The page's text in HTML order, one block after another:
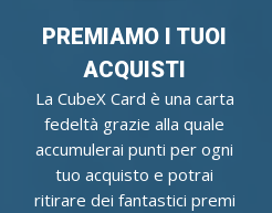
PREMIAMO I TUOI
ACQUISTI
La CubeX Card è una carta
fedeltà grazie alla quale
accumulerai punti per ogni
tuo acquisto e potrai
ritirare dei fantastici premi